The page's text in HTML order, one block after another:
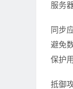
服务
同步
避免
保护
抵御